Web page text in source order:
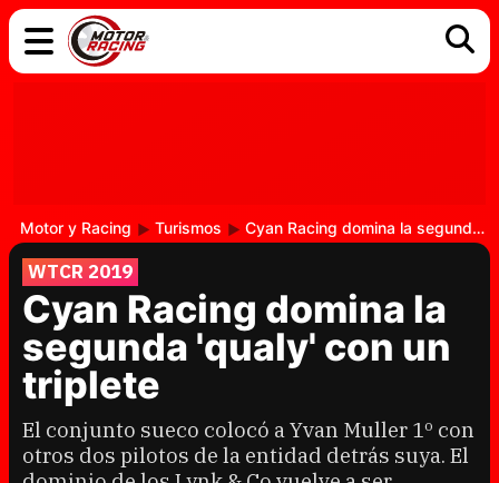
Motor y Racing Turismos Cyan Racing domina la segunda 'qualy' con un triplete
WTCR 2019
Cyan Racing domina la
segunda 'qualy' con un
triplete
El conjunto sueco colocó a Yvan Muller 1º con
otros dos pilotos de la entidad detrás suya. El